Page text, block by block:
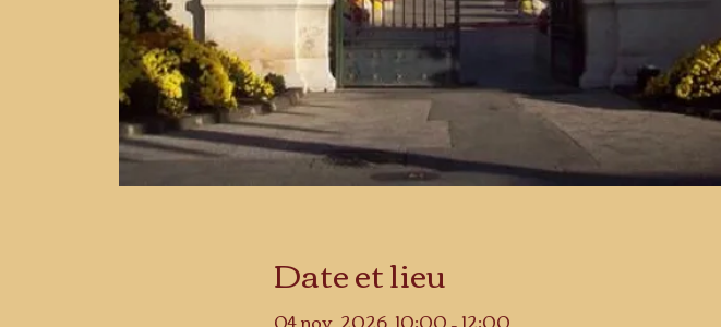
Date et lieu